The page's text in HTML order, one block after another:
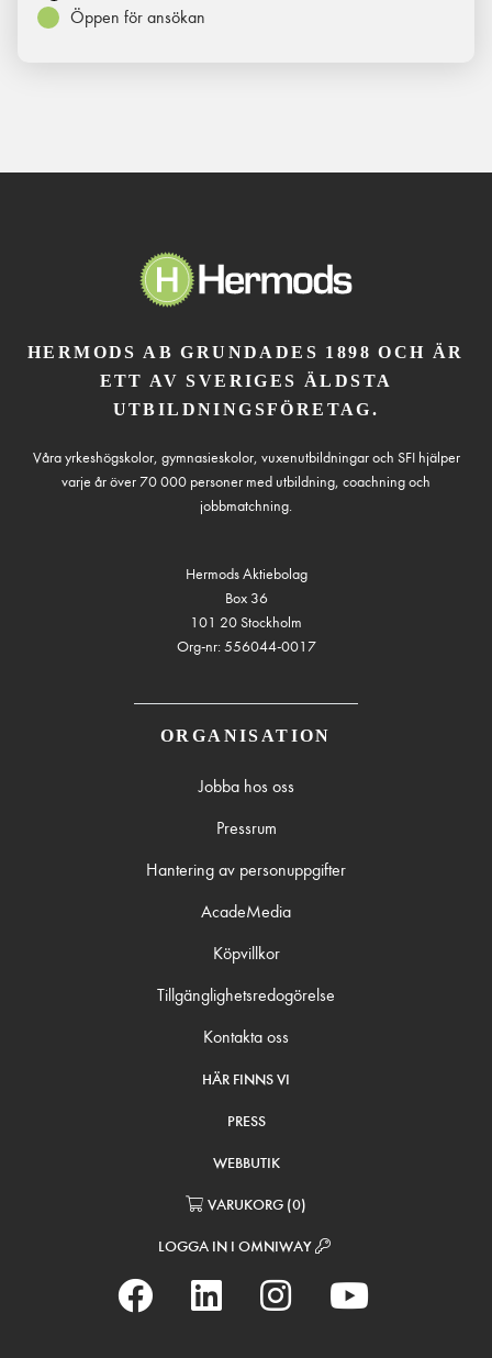
Öppen för ansökan
HERMODS AB GRUNDADES 1898 OCH ÄR
ETT AV SVERIGES ÄLDSTA
UTBILDNINGSFÖRETAG.
Våra yrkeshögskolor, gymnasieskolor, vuxenutbildningar och SFI hjälper
varje år över 70 000 personer med utbildning, coachning och
jobbmatchning.
Hermods Aktiebolag
Box 36
101 20 Stockholm
Org-nr: 556044-0017
ORGANISATION
Jobba hos oss
Pressrum
Hantering av personuppgifter
AcadeMedia
Köpvillkor
Tillgänglighetsredogörelse
Kontakta oss
HÄR FINNS VI
PRESS
WEBBUTIK
VARUKORG (0)
LOGGA IN I OMNIWAY